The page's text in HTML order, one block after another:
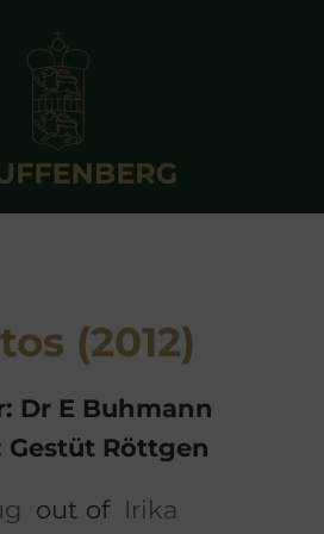
(2012)
Dr E Buhmann
Gestüt Röttgen
out of Irika